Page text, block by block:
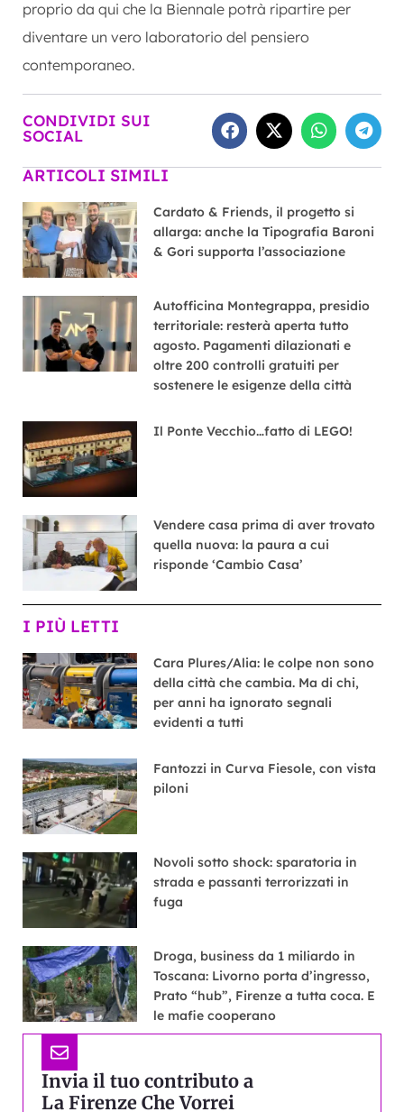
proprio da qui che la Biennale potrà ripartire per
diventare un vero laboratorio del pensiero
contemporaneo.
CONDIVIDI SUI
SOCIAL
ARTICOLI SIMILI
Cardato & Friends, il progetto si
allarga: anche la Tipografia Baroni
& Gori supporta l’associazione
Autofficina Montegrappa, presidio
territoriale: resterà aperta tutto
agosto. Pagamenti dilazionati e
oltre 200 controlli gratuiti per
sostenere le esigenze della città
Il Ponte Vecchio…fatto di LEGO!
Vendere casa prima di aver trovato
quella nuova: la paura a cui
risponde ‘Cambio Casa’
I PIÙ LETTI
Cara Plures/Alia: le colpe non sono
della città che cambia. Ma di chi,
per anni ha ignorato segnali
evidenti a tutti
Fantozzi in Curva Fiesole, con vista
piloni
Novoli sotto shock: sparatoria in
strada e passanti terrorizzati in
fuga
Droga, business da 1 miliardo in
Toscana: Livorno porta d’ingresso,
Prato “hub”, Firenze a tutta coca. E
le mafie cooperano
Invia il tuo contributo a
La Firenze Che Vorrei